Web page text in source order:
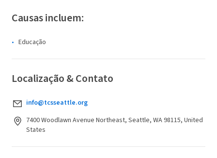
Causas incluem:
Educação
Localização & Contato
info@tcsseattle.org
7400 Woodlawn Avenue Northeast, Seattle, WA 98115, United
States